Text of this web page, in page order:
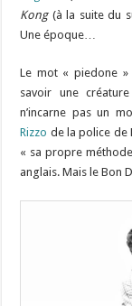
Kong(à la suite du
Une époque…
Le mot « piedone »
savoir une
n’incarne pas un
Rizzo de la police de
« sa propre
anglais. Mais le Bon